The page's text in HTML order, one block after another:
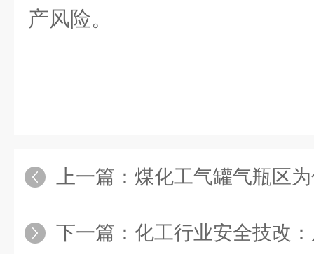
产风险。
上一篇： 煤化工气罐气瓶区为什么
下一篇： 化工行业安全技改：反应釜